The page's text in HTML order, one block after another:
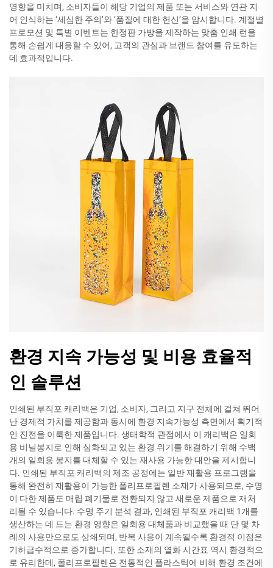
영향을 미치며, 소비자들이 해당 기업의 제품 또는 서비스와 연관 지
어 인식하는 ‘세심한 주의’와 ‘품질에 대한 헌신’을 암시합니다. 계절별
프로모션 및 특별 이벤트는 한정판 가방을 제작하는 맞춤 인쇄 런을
통해 손쉽게 대응할 수 있어, 고객의 관심과 브랜드 참여를 유도하는
데 효과적입니다.
환경 지속 가능성 및 비용 효율적
인 솔루션
인쇄된 부직포 캐리백은 기업, 소비자, 그리고 지구 전체에 걸쳐 뛰어
난 경제적 가치를 제공함과 동시에 환경 지속가능성 측면에서 획기적
인 진전을 이룩한 제품입니다. 생태학적 관점에서 이 캐리백은 일회
용 비닐봉지로 인해 심화되고 있는 환경 위기를 해결하기 위해 수백
개의 일회용 봉지를 대체할 수 있는 재사용 가능한 대안을 제시합니
다. 인쇄된 부직포 캐리백의 제조 공정에는 일반 재활용 프로그램을
통해 완전히 재활용이 가능한 폴리프로필렌 소재가 사용되므로, 수명
이 다한 제품도 매립 폐기물로 전환되지 않고 새로운 제품으로 재처
리될 수 있습니다. 수명 주기 분석 결과, 인쇄된 부직포 캐리백 1개를
생산하는 데 드는 환경 영향은 일회용 대체품과 비교했을 때 단 몇 차
례의 사용만으로도 상쇄되며, 반복 사용이 계속될수록 환경적 이점은
기하급수적으로 증가합니다. 또한 소재의 열화 시간표 역시 환경적으
로 유리한데, 폴리프로필렌은 전통적인 플라스틱에 비해 환경 조건에